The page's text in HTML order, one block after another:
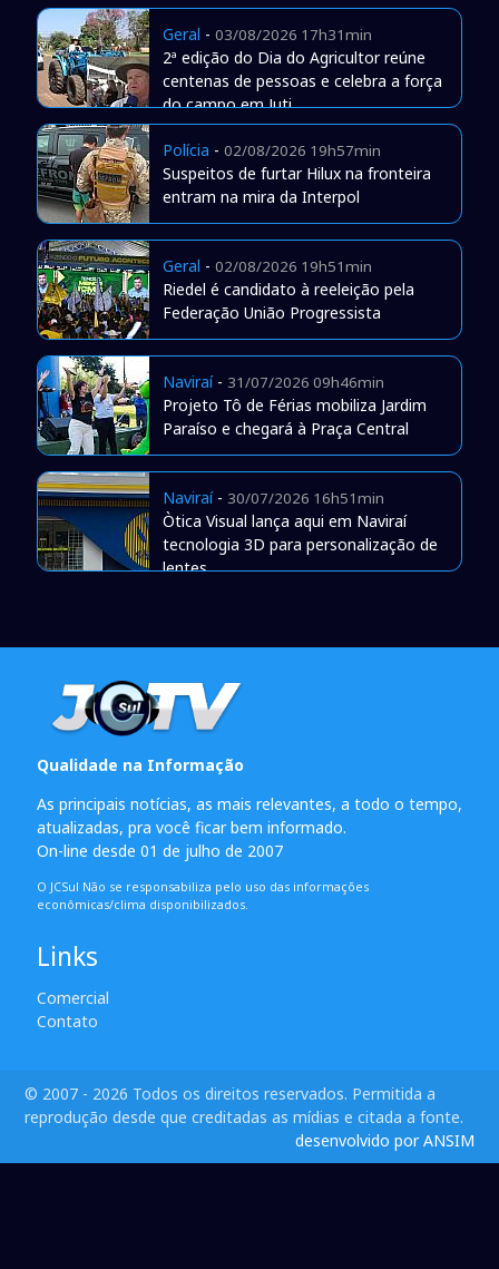
Geral - 03/08/2026 17h31min
2ª edição do Dia do Agricultor reúne
centenas de pessoas e celebra a força
do campo em Juti
Polícia - 02/08/2026 19h57min
Suspeitos de furtar Hilux na fronteira
entram na mira da Interpol
Geral - 02/08/2026 19h51min
Riedel é candidato à reeleição pela
Federação União Progressista
Naviraí- 31/07/2026 09h46min
Projeto Tô de Férias mobiliza Jardim
Paraíso e chegará à Praça Central
Naviraí- 30/07/2026 16h51min
Òtica Visual lança aqui em Naviraí
tecnologia 3D para personalização de
lentes
Qualidade na Informação
As principais notícias, as mais relevantes, a todo o tempo,
atualizadas, pra você ficar bem informado.
On-line desde 01 de julho de 2007
O JCSul Não se responsabiliza pelo uso das informações
econômicas/clima disponibilizados.
Links
Comercial
Contato
© 2007 - 2026 Todos os direitos reservados. Permitida a
reprodução desde que creditadas as mídias e citada a fonte.
desenvolvido por ANSIM